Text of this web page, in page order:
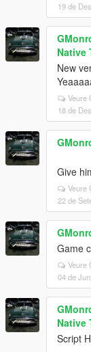
19 de
Native
New
Veure
18 de
Give
Veure
22 de
Game
Veure
04 de
Native
Script